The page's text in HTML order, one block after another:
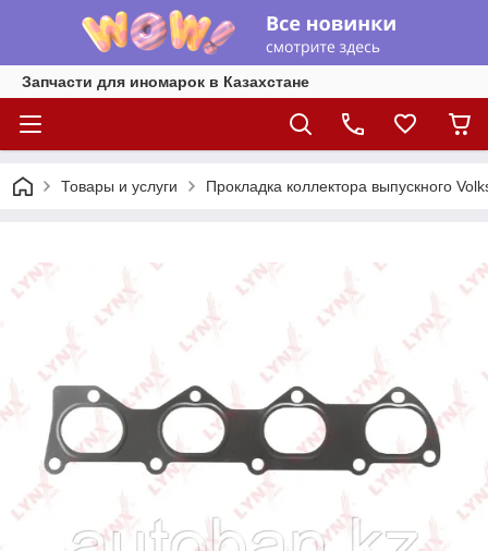
Запчасти для иномарок в Казахстане
Товары и услуги Прокладка коллектора выпускного